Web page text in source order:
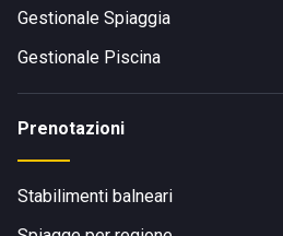
Gestionale Spiaggia
Gestionale Piscina
Prenotazioni
Stabilimenti balneari